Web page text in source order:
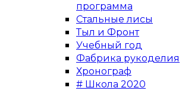
программа
Стальные лисы
Тыл и Фронт
Учебный год
Фабрика рукоделия
Хронограф
# Школа 2020